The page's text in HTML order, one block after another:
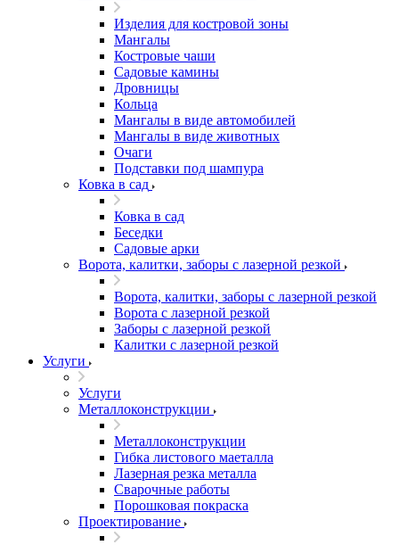
Изделия для костровой зоны
Мангалы
Костровые чаши
Садовые камины
Дровницы
Кольца
Мангалы в виде автомобилей
Мангалы в виде животных
Очаги
Подставки под шампура
Ковка в сад
Ковка в сад
Беседки
Садовые арки
Ворота, калитки, заборы с лазерной резкой
Ворота, калитки, заборы с лазерной резкой
Ворота с лазерной резкой
Заборы с лазерной резкой
Калитки с лазерной резкой
Услуги
Услуги
Металлоконструкции
Металлоконструкции
Гибка листового маеталла
Лазерная резка металла
Сварочные работы
Порошковая покраска
Проектирование